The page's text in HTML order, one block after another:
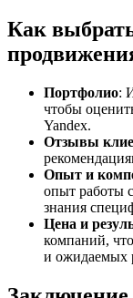
Как
Портфолио:
чтобы
Yandex.
Отзывы
Опыт и
опыт работы
знания
Цена и
компаний,
и ожидаемых